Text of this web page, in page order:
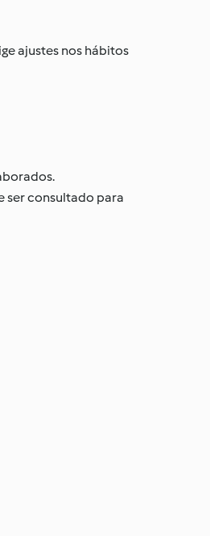
ajustes nos hábitos
ser consultado para